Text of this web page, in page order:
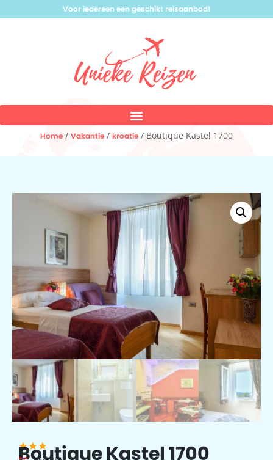
Voor iedereen een geschikt reisaanbod!
Home / Vakantie / kroatie / Boutique Kastel 1700
Boutique Kastel 1700